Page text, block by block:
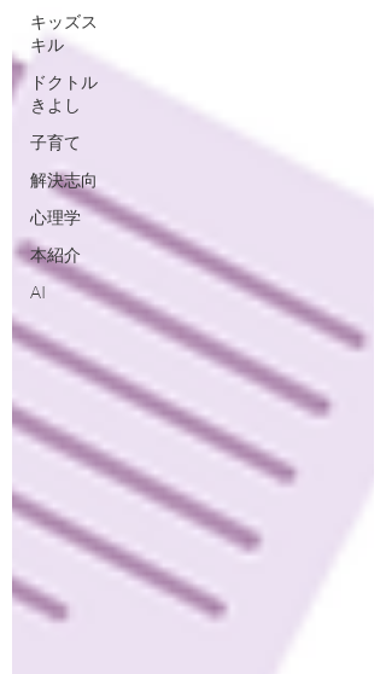
キッズス
キル
ドクトル
きよし
子育て
解決志向
心理学
本紹介
AI